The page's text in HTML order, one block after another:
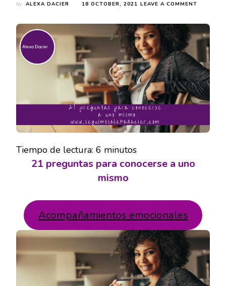
by ALEXA DACIER 18 OCTOBER, 2021 LEAVE A COMMENT
MISMO
Tiempo de lectura: 6 minutos
21 preguntas para conocerse a uno
mismo
Acompañamientos emocionales